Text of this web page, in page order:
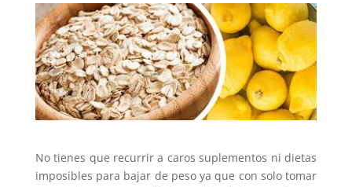
No tienes que recurrir a caros suplementos ni dietas
imposibles para bajar de peso ya que con solo tomar